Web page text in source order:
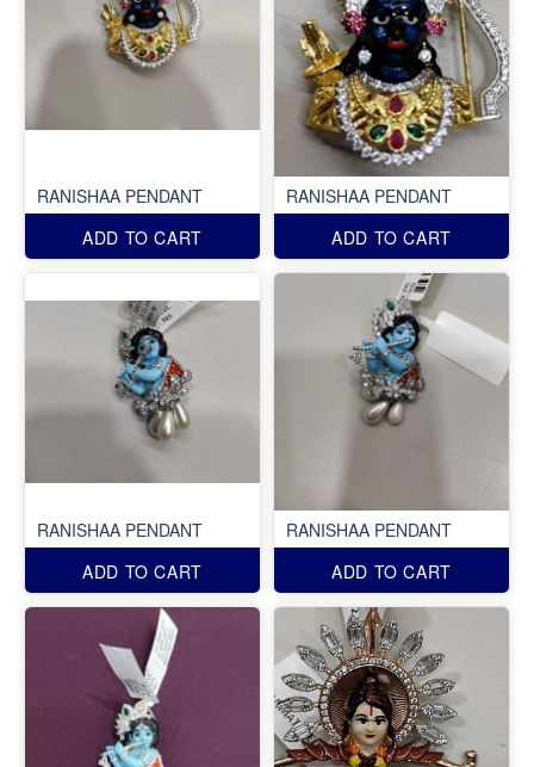
RANISHAA PENDANT
ADD TO CART
RANISHAA PENDANT
ADD TO CART
RANISHAA PENDANT
ADD TO CART
RANISHAA PENDANT
ADD TO CART